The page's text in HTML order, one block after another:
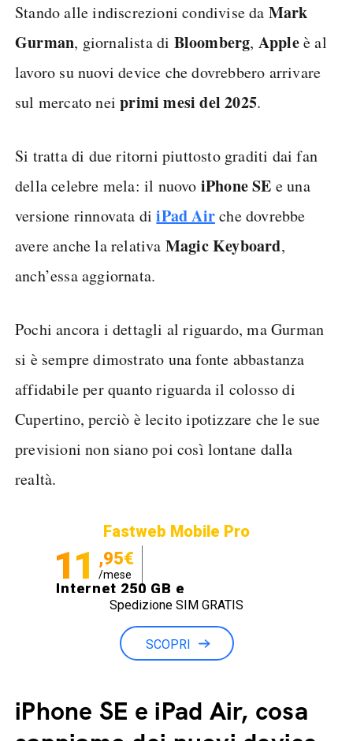
Stando alle indiscrezioni condivise da Mark
Gurman, giornalista di Bloomberg, Appleè al
lavoro su nuovi device che dovrebbero arrivare
sul mercato neiprimi mesi del 2025.
Si tratta di due ritorni piuttosto graditi dai fan
della celebre mela: il nuovo iPhone SE e una
versione rinnovata diiPad Airche dovrebbe
avere anche la relativa Magic Keyboard,
anch’essa aggiornata.
Pochi ancora i dettagli al riguardo, ma Gurman
si è sempre dimostrato una fonte abbastanza
affidabile per quanto riguarda il colosso di
Cupertino, perciò è lecito ipotizzare che le sue
previsioni non siano poi così lontane dalla
realtà.
Fastweb Mobile Pro
11 ,95€
/mese
Internet 250 GB e
Minuti illimitati
Spedizione SIM GRATIS
SCOPRI
iPhone SE e iPad Air, cosa